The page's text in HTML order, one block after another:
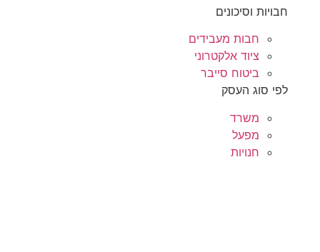
חבויות וסיכונים
חבות מעבידים
ציוד אלקטרוני
ביטוח סייבר
לפי סוג העסק
משרד
מפעל
חנויות